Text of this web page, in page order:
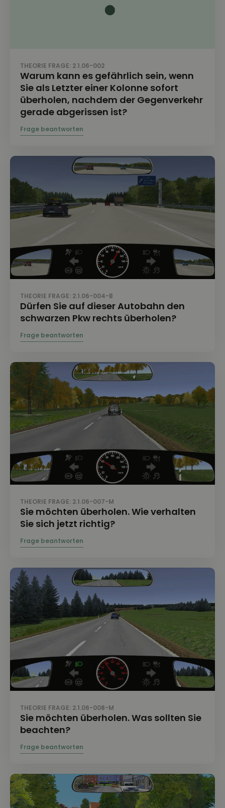
THEORIE FRAGE: 2.1.06-002
Warum kann es gefährlich sein, wenn
Sie als Letzter einer Kolonne sofort
überholen, nachdem der Gegenverkehr
gerade abgerissen ist?
THEORIE FRAGE: 2.1.06-004-B
Dürfen Sie auf dieser Autobahn den
schwarzen Pkw rechts überholen?
THEORIE FRAGE: 2.1.06-007-M
Sie möchten überholen. Wie verhalten
Sie sich jetzt richtig?
THEORIE FRAGE: 2.1.06-008-M
Sie möchten überholen. Was sollten Sie
beachten?